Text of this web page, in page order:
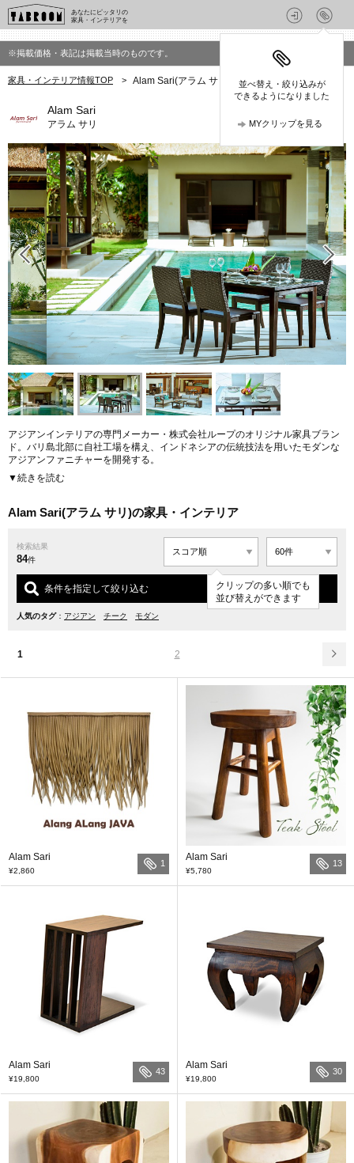
あなたにピッタリの
家具・インテリアを
並べ替え・絞り込みが
できるようになりました
MYクリップを見る
※掲載価格・表記は掲載当時のものです。
家具・インテリア情報TOP > Alam Sari(アラム サリ)の家具・インテリア
Alam Sari
アラム サリ
アジアンインテリアの専門メーカー・株式会社ループのオリジナル家具ブラン
ド。バリ島北部に自社工場を構え、インドネシアの伝統技法を用いたモダンな
アジアンファニチャーを開発する。
世界三大銘木の一つと言われるチーク材をメインに老舗真鍮ハンドルメーカ
を使用し、重厚感と気品に満ちた製品をラインナップ。無垢材ならではの美し
さと温かさに加え、熟練の職人による丁寧な手仕事が活きた高品質な家具を提
「アジアのナチュラル素材を使用した商材を通して、お客様にその国の文化や
歴史を紹介すると共に、日本の住空間に“新しい風”をおこし続ける」という思い
を掲げ、伝統の技術とこだわりを持ったものづくりで末永く愛用できる家具を
作り続けている。
URL:https://www.loopsky.com/alamsarifurniture.html
▼続きを読む
Alam Sari(アラム サリ)の家具・インテリア
検索結果
84件
クリップの多い順でも
並び替えができます
条件を指定して絞り込む
人気のタグ： アジアン チーク モダン
1 2
Alam Sari
¥2,860
1
Alam Sari
¥5,780
13
Alam Sari
¥19,800
43
Alam Sari
¥19,800
30